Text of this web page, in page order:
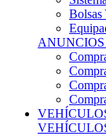
Bolsas